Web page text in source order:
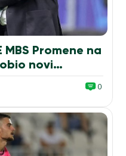
MBS Promene na
novi…
0